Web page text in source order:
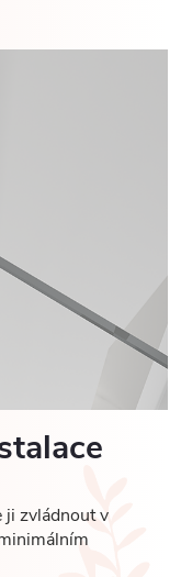
ji zvládnout v